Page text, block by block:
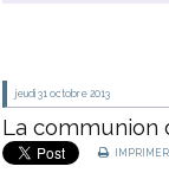
jeudi 31 octobre 2013
La communion
IMPRIMER